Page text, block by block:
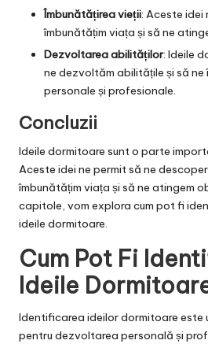
Îmbunătățirea vieții: Aceste idei
îmbunătățim viața și să ne
Dezvoltarea abilităților: Ideile
ne dezvoltăm abilitățile și să ne
personale și profesionale.
Concluzii
Ideile dormitoare sunt o parte
Aceste idei ne permit să ne
îmbunătățim viața și să ne atingem
capitole, vom explora cum pot fi
ideile dormitoare.
Cum Pot Fi
Ideile
Identificarea ideilor dormitoare este
pentru dezvoltarea personală și